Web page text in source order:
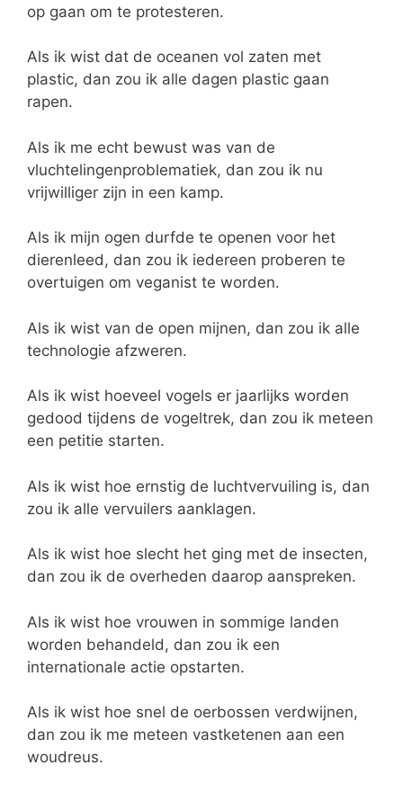
op gaan om te protesteren.
Als ik wist dat de oceanen vol zaten met
plastic, dan zou ik alle dagen plastic gaan
rapen.
Als ik me echt bewust was van de
vluchtelingenproblematiek, dan zou ik nu
vrijwilliger zijn in een kamp.
Als ik mijn ogen durfde te openen voor het
dierenleed, dan zou ik iedereen proberen te
overtuigen om veganist te worden.
Als ik wist van de open mijnen, dan zou ik alle
technologie afzweren.
Als ik wist hoeveel vogels er jaarlijks worden
gedood tijdens de vogeltrek, dan zou ik meteen
een petitie starten.
Als ik wist hoe ernstig de luchtvervuiling is, dan
zou ik alle vervuilers aanklagen.
Als ik wist hoe slecht het ging met de insecten,
dan zou ik de overheden daarop aanspreken.
Als ik wist hoe vrouwen in sommige landen
worden behandeld, dan zou ik een
internationale actie opstarten.
Als ik wist hoe snel de oerbossen verdwijnen,
dan zou ik me meteen vastketenen aan een
woudreus.